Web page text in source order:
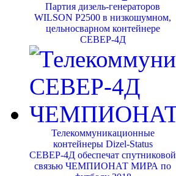
Партия дизель-генераторов
WILSON P2500 в низкошумном,
цельносварном контейнере
СЕВЕР-4Д
Телекоммуникационные
контейнеры Dizel-Status
СЕВЕР-4Д обеспечат спутниковой
связью ЧЕМПИОНАТ МИРА по